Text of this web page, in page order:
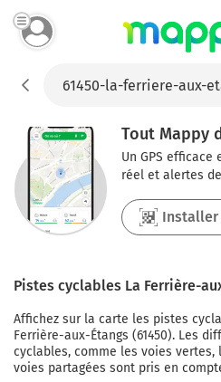
Tout Mappy
Un GPS
réel et alertes
Installer
Pistes cyclables La Ferrière-
Affichez sur la carte les pistes
Ferrière-aux-Étangs (61450). Les
cyclables, comme les voies
voies partagées sont pris en